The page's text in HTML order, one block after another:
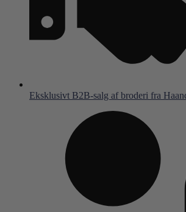
Eksklusivt B2B-salg af broderi fra